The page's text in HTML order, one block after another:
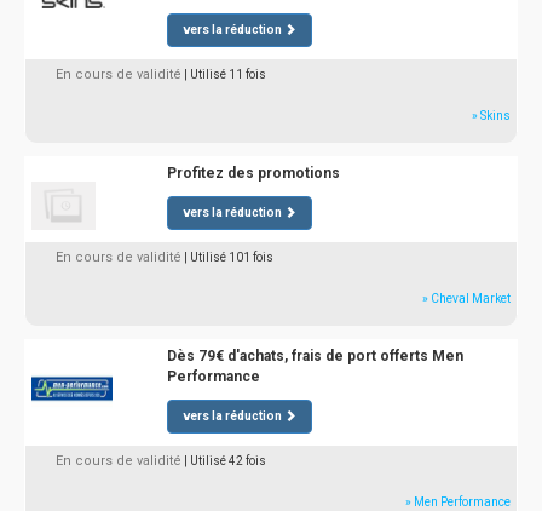
vers la réduction
En cours de validité | Utilisé 11 fois
» Skins
Profitez des promotions
vers la réduction
En cours de validité | Utilisé 101 fois
» Cheval Market
Dès 79€ d'achats, frais de port offerts Men
Performance
vers la réduction
En cours de validité | Utilisé 42 fois
» Men Performance